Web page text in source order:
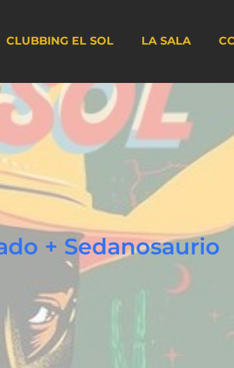
CLUBBING EL SOL LA SALA
+ Sedanosaurio